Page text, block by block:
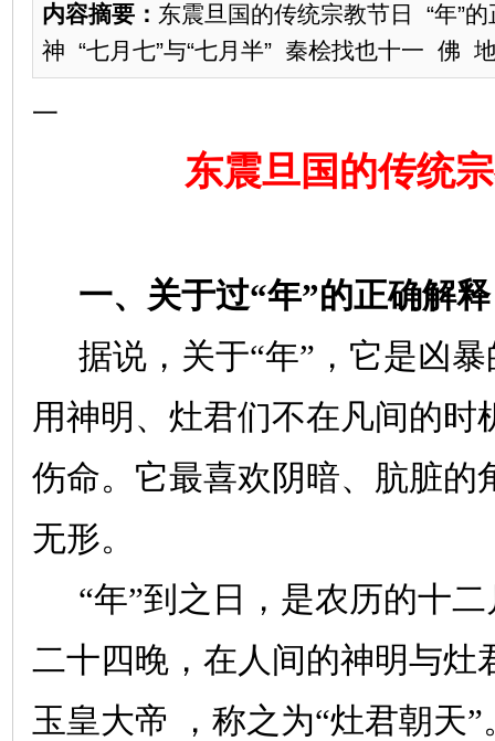
内容摘要： 东震旦国的传统宗教节日 “年”
神 “七月七”与“七月半” 秦桧找也十一 佛
一
东震旦国的传统
一、关于过“年”的正确解
据说，关于“年”，它是凶
用神明、灶君们不在凡间的时
伤命。它最喜欢阴暗、肮脏的
无形。
“年”到之日，是农历的十
二十四晚，在人间的神明与灶
玉皇大帝 ，称之为“灶君朝天